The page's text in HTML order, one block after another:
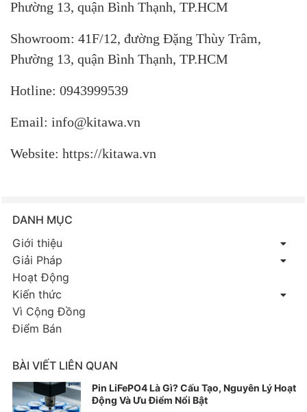
Phường 13, quận Bình Thạnh, TP.HCM
Showroom: 41F/12, đường Đặng Thùy Trâm,
Phường 13, quận Bình Thạnh, TP.HCM
Hotline: 0943999539
Email: info@kitawa.vn
Website: https://kitawa.vn
DANH MỤC
Giới thiệu
Giải Pháp
Hoạt Động
Kiến thức
Vì Cộng Đồng
Điểm Bán
BÀI VIẾT LIÊN QUAN
Pin LiFePO4 Là Gì? Cấu Tạo, Nguyên Lý Hoạt
Động Và Ưu Điểm Nổi Bật